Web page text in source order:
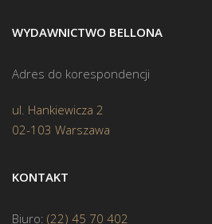
WYDAWNICTWO BELLONA
Adres do korespondencji
ul. Hankiewicza 2
02-103 Warszawa
KONTAKT
Biuro: (22) 45 70 402